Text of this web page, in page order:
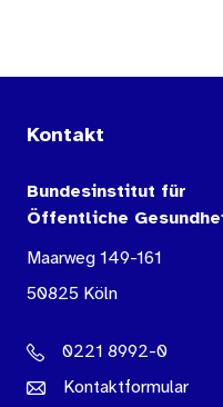
Kontakt
Bundesinstitut für
Öffentliche
Maarweg 149-161
50825 Köln
0221 8992-0
Kontaktformular